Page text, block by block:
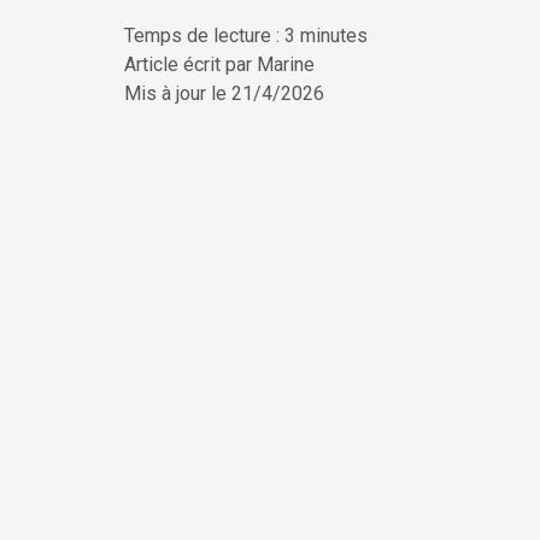
Temps de lecture : 3 minutes
Article écrit par Marine
Mis à jour le 21/4/2026